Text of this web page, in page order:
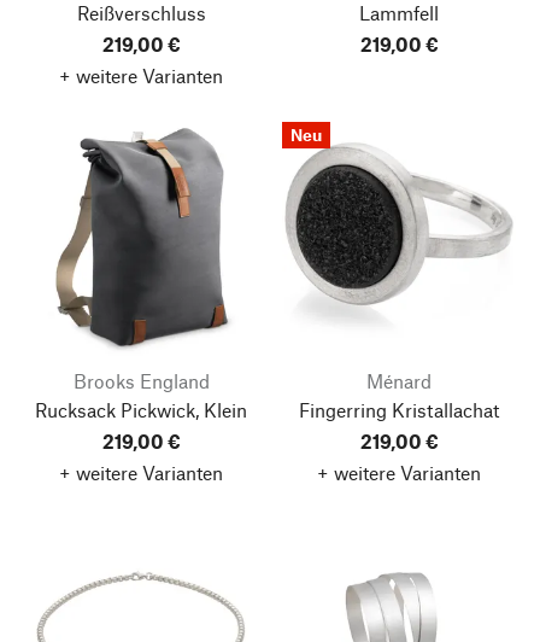
Reißverschluss
219,00 €
+ weitere Varianten
Lammfell
219,00 €
Brooks England
Rucksack Pickwick, Klein
219,00 €
+ weitere Varianten
Neu
Ménard
Fingerring Kristallachat
219,00 €
+ weitere Varianten